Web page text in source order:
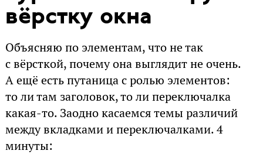
вёрстку окна
Объясняю по элементам, что не так
с вёрсткой, почему она выглядит не очень.
А ещё есть путаница с ролью элементов:
то ли там заголовок, то ли переключалка
какая-то. Заодно касаемся темы различий
между вкладками и переключалками. 4
минуты: